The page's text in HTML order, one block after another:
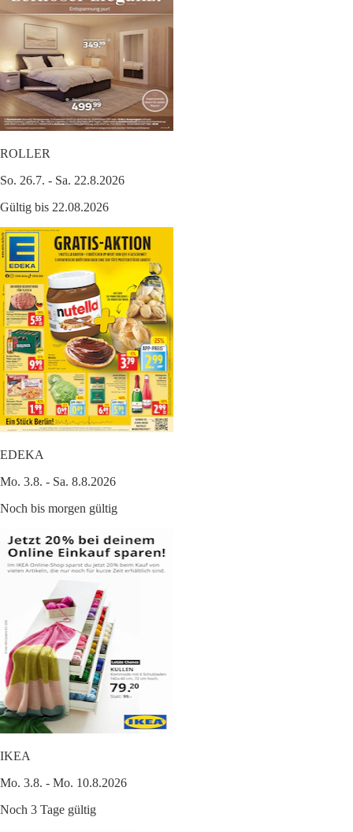
ROLLER
So. 26.7. - Sa. 22.8.2026
Gültig bis 22.08.2026
EDEKA
Mo. 3.8. - Sa. 8.8.2026
Noch bis morgen gültig
IKEA
Mo. 3.8. - Mo. 10.8.2026
Noch 3 Tage gültig